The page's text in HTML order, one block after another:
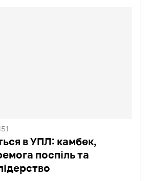
в УПЛ: камбек,
поспіль та